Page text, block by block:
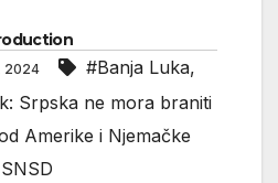
2024 #Banja Luka,
Srpska ne mora braniti
Amerike i Njemačke